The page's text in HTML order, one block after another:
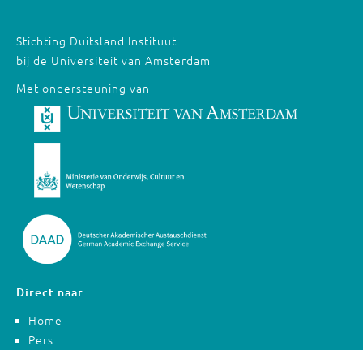
Stichting Duitsland Instituut
bij de Universiteit van Amsterdam
Met ondersteuning van
Direct naar:
Home
Pers